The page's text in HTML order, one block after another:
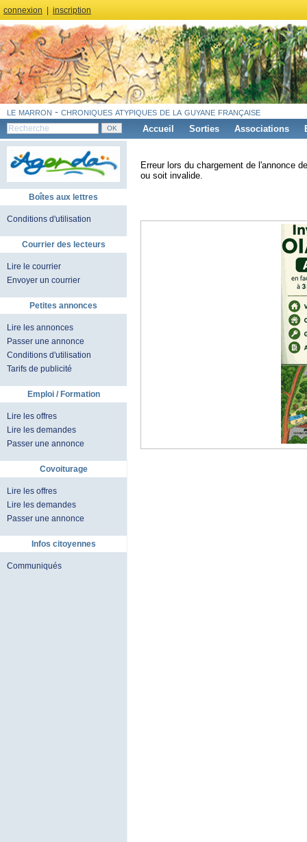
connexion inscription
le marron - chroniques atypiques de la guyane française
Accueil Sorties Associations
Boîtes aux lettres
Conditions d'utilisation
Courrier des lecteurs
Lire le courrier
Envoyer un courrier
Petites annonces
Lire les annonces
Passer une annonce
Conditions d'utilisation
Tarifs de publicité
Emploi / Formation
Lire les offres
Lire les demandes
Passer une annonce
Covoiturage
Lire les offres
Lire les demandes
Passer une annonce
Infos citoyennes
Communiqués
Erreur lors du chargement de l'annonce
ou soit invalide.